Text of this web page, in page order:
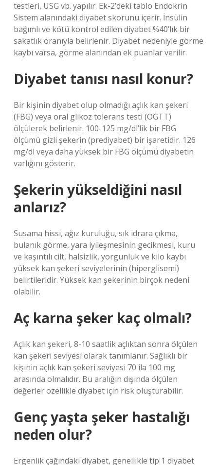
testleri, USG vb. yapılır. Ek-2’deki tablo Endokrin
Sistem alanındaki diyabet skorunu içerir. İnsülin
bağımlı ve kötü kontrol edilen diyabet %40’lık bir
sakatlık oranıyla belirlenir. Diyabet nedeniyle görme
kaybı varsa, görme alanından ek puanlar verilir.
Diyabet tanısı nasıl konur?
Bir kişinin diyabet olup olmadığı açlık kan şekeri
(FBG) veya oral glikoz tolerans testi (OGTT)
ölçülerek belirlenir. 100-125 mg/dl’lik bir FBG
ölçümü gizli şekerin (prediyabet) bir işaretidir. 126
mg/dl veya daha yüksek bir FBG ölçümü diyabetin
varlığını gösterir.
Şekerin yükseldiğini nasıl
anlarız?
Susama hissi, ağız kuruluğu, sık idrara çıkma,
bulanık görme, yara iyileşmesinin gecikmesi, kuru
ve kaşıntılı cilt, halsizlik, yorgunluk ve kilo kaybı
yüksek kan şekeri seviyelerinin (hiperglisemi)
belirtileridir. Yüksek kan şekerinin birçok nedeni
olabilir.
Aç karna şeker kaç olmalı?
Açlık kan şekeri, 8-10 saatlik açlıktan sonra ölçülen
kan şekeri seviyesi olarak tanımlanır. Sağlıklı bir
kişinin açlık kan şekeri seviyesi 70 ila 100 mg
arasında olmalıdır. Bu aralığın dışında ölçülen
değerler özellikle diyabet için risk oluşturabilir.
Genç yaşta şeker hastalığı
neden olur?
Ergenlik çağındaki diyabet, genellikle tip 1 diyabet